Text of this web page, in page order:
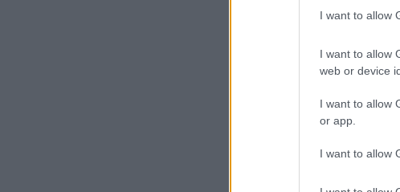
I want to allow
I want to allow
web or device
I want to allow
or app.
I want to allow